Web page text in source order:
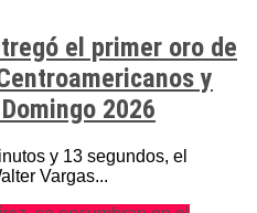
el primer oro de
y
2026
y 13 segundos, el
Vargas...